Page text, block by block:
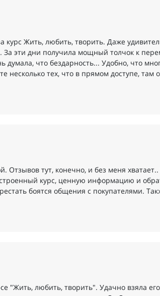
Жить, любить, творить. Даже
За эти дни получила мощный толчок к
думала, что бездарность... Удобно, что
несколько тех, что в прямом доступе,
Отзывов тут, конечно, и без меня
курс, ценную информацию и
боятся общения с покупателями.
"Жить, любить, творить". Удачно взяла